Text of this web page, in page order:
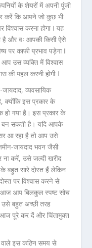
के शेयरों में अपनी पूंजी
करें कि आपने जो कुछ भी
करना होगा ǀ यह
है और वः आपकी किसी ऐसे
पर काफी प्रभाव पड़ेगा ǀ
उस व्यक्ति में विश्वास
की पहल करनी होगी ǀ
व्यवसायिक
क्योंकि इस प्रकार के
गया है। इस प्रकार के
बन सकती है। यदि आपके
आ रहा है तो आप उसे
जायदाद भवन जैसी
ना करें, उसे जल्दी खरीद
बहुत सारे दोस्त हैं लेकिन
पर विश्वास करने से
आप बिलकुल स्पष्ट सोच
बहुत अच्छी तरह
आज पूरे कर दें और चिंतामुक्त
इस कठिन समय से